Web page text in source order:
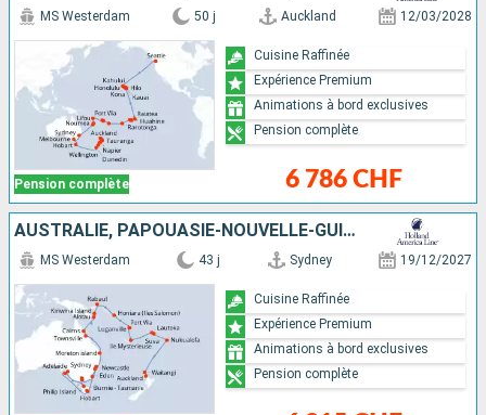
Pension complète
MS Westerdam 50 j Auckland 12/03/2028
6 786 CHF
Cuisine Raffinée
Expérience Premium
Animations à bord exclusives
Pension complète
AUSTRALIE, PAPOUASIE-NOUVELLE-GUINÉE, VANUATU, FIDJI (ÎLES), TONGA, NOUVELLE-ZÉLANDE
MS Westerdam 43 j Sydney 19/12/2027
Cuisine Raffinée
Expérience Premium
Animations à bord exclusives
Pension complète